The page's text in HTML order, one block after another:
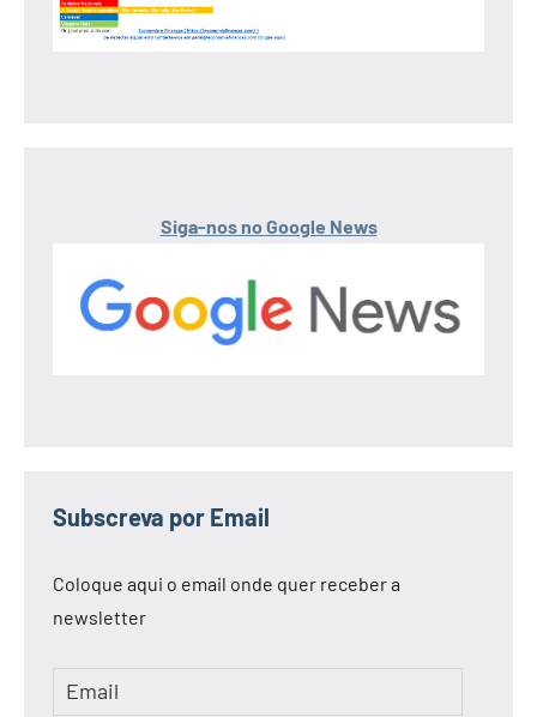
Siga-nos no Google News
Subscreva por Email
Coloque aqui o email onde quer receber a
newsletter
Email